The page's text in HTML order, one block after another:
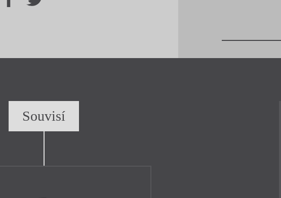
Souvisí